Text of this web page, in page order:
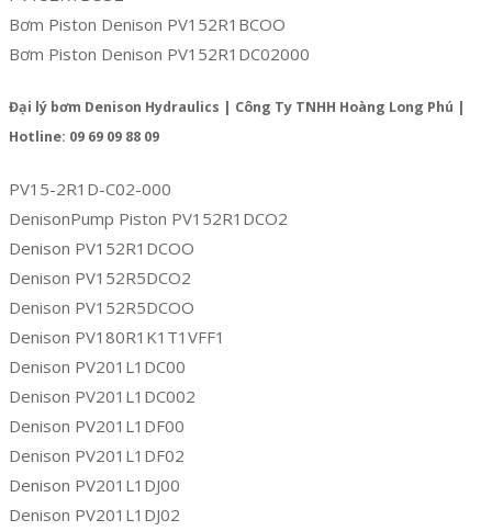
Bơm Piston Denison PV152R1BCOO
Bơm Piston Denison PV152R1DC02000
Đại lý bơm Denison Hydraulics | Công Ty TNHH Hoàng Long Phú |
Hotline: 09 69 09 88 09
PV15-2R1D-C02-000
DenisonPump Piston PV152R1DCO2
Denison PV152R1DCOO
Denison PV152R5DCO2
Denison PV152R5DCOO
Denison PV180R1K1T1VFF1
Denison PV201L1DC00
Denison PV201L1DC002
Denison PV201L1DF00
Denison PV201L1DF02
Denison PV201L1DJ00
Denison PV201L1DJ02